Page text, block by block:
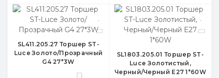
SL411.205.27 Торшер ST-
Luce Золото/Прозрачный
G4 27*3W
SL1803.205.01 Торшер ST-
Luce Золотистый,
Черный/Черный E27 1*60W